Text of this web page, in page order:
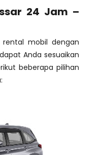
24 Jam –
mobil dengan
Anda sesuaikan
beberapa pilihan